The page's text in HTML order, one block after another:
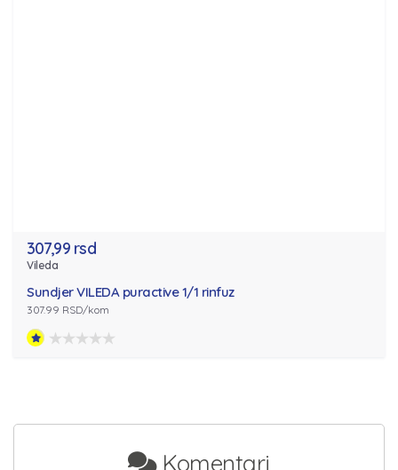
307,99 rsd
Vileda
Sundjer VILEDA puractive 1/1 rinfuz
307.99 RSD/kom
Komentari